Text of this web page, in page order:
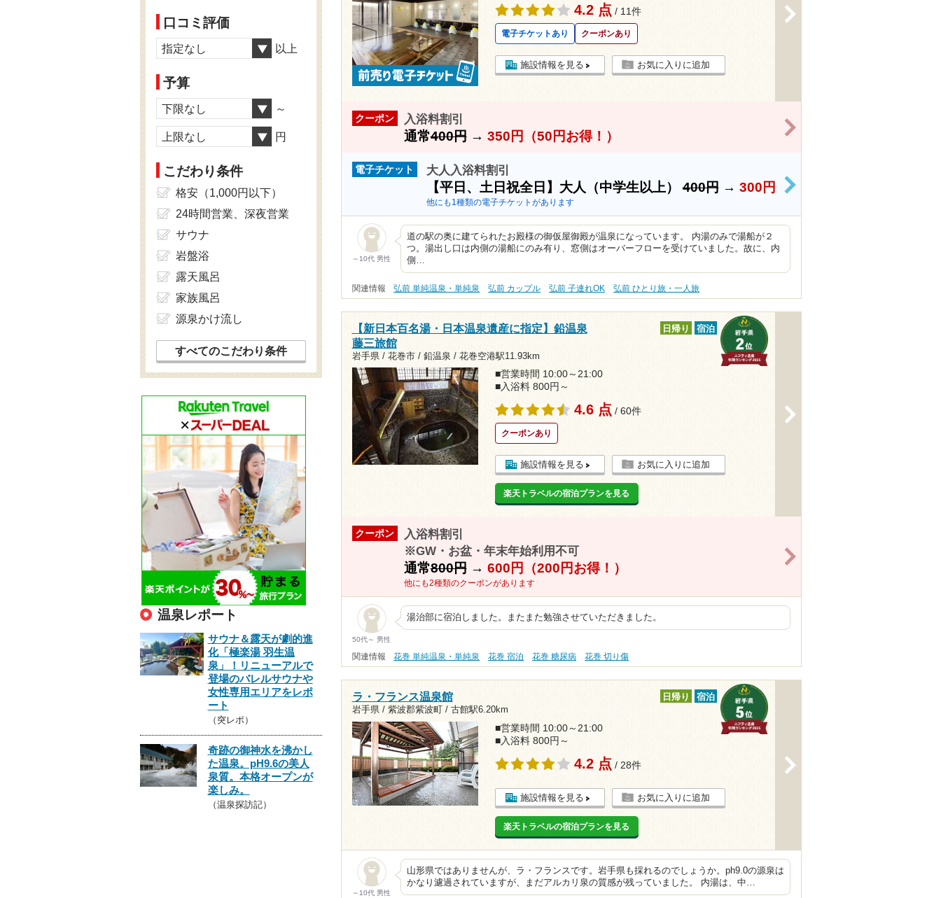
4.2 点 / 11件
電子チケットあり クーポンあり
施設情報を見る お気に入りに追加
クーポン 入浴料割引
通常400円→ 350円（50円お得！）
電子チケット 大人入浴料割引
【平日、土日祝全日】大人（中学生以上）400円→ 300円
他にも1種類の電子チケットがあります
>
～10代 男性
道の駅の奥に建てられたお殿様の御仮屋御殿が温泉になっています。 内湯のみで湯船が２
つ。湯出し口は内側の湯船にのみ有り、窓側はオーバーフローを受けていました。故に、内
側…
関連情報 弘前 単純温泉・単純泉 弘前 カップル 弘前 子連れOK 弘前 ひとり旅・一人旅
【新日本百名湯・日本温泉遺産に指定】鉛温泉
藤三旅館
岩手県 / 花巻市 / 鉛温泉 / 花巻空港駅11.93km
日帰り 宿泊
■営業時間 10:00～21:00
■入浴料 800円～
4.6 点 / 60件
クーポンあり
施設情報を見る お気に入りに追加
楽天トラベルの宿泊プランを見る
クーポン
入浴料割引
※GW・お盆・年末年始利用不可
通常800円→ 600円（200円お得！）
他にも2種類のクーポンがあります
50代～ 男性
湯治部に宿泊しました。またまた勉強させていただきました。
関連情報 花巻 単純温泉・単純泉 花巻 宿泊 花巻 糖尿病 花巻 切り傷
ラ・フランス温泉館
岩手県 / 紫波郡紫波町 / 古館駅6.20km
日帰り 宿泊
■営業時間 10:00～21:00
■入浴料 800円～
4.2 点 / 28件
施設情報を見る お気に入りに追加
楽天トラベルの宿泊プランを見る
～10代 男性
山形県ではありませんが、ラ・フランスです。岩手県も採れるのでしょうか。ph9.0の源泉は
かなり濾過されていますが、まだアルカリ泉の質感が残っていました。 内湯は、中…
口コミ評価
指定なし 以上
予算
下限なし ～
上限なし 円
こだわり条件
格安（1,000円以下）
24時間営業、深夜営業
サウナ
岩盤浴
露天風呂
家族風呂
源泉かけ流し
すべてのこだわり条件
温泉レポート
サウナ＆露天が劇的進
化「極楽湯 羽生温
泉」！リニューアルで
登場のバレルサウナや
女性専用エリアをレポ
ート
（突レポ）
奇跡の御神水を沸かし
た温泉。pH9.6の美人
泉質。本格オープンが
楽しみ。
（温泉探訪記）